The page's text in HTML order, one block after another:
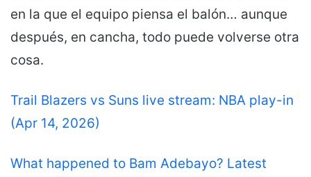
en la que el equipo piensa el balón… aunque
después, en cancha, todo puede volverse otra
cosa.
Trail Blazers vs Suns live stream: NBA play-in
(Apr 14, 2026)
What happened to Bam Adebayo? Latest